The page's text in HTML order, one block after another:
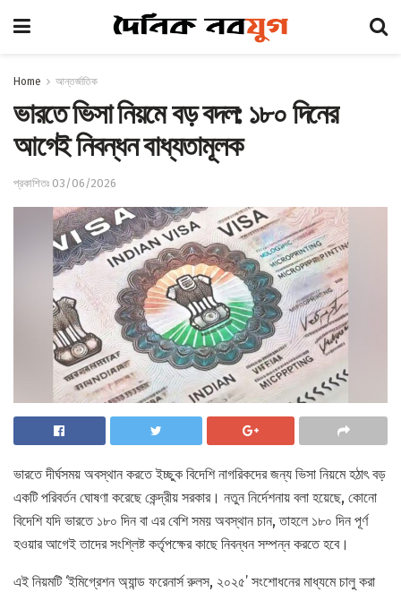
Home আন্তর্জাতিক
ভারতে ভিসা নিয়মে বড় বদল: ১৮০ দিনের
আগেই নিবন্ধন বাধ্যতামূলক
প্রকাশিতঃ 03/06/2026
ভারতে দীর্ঘসময় অবস্থান করতে ইচ্ছুক বিদেশি নাগরিকদের জন্য ভিসা নিয়মে হঠাৎ বড়
একটি পরিবর্তন ঘোষণা করেছে কেন্দ্রীয় সরকার। নতুন নির্দেশনায় বলা হয়েছে, কোনো
বিদেশি যদি ভারতে ১৮০ দিন বা এর বেশি সময় অবস্থান চান, তাহলে ১৮০ দিন পূর্ণ
হওয়ার আগেই তাদের সংশ্লিষ্ট কর্তৃপক্ষের কাছে নিবন্ধন সম্পন্ন করতে হবে।
এই নিয়মটি ‘ইমিগ্রেশন অ্যান্ড ফরেনার্স রুলস, ২০২৫’ সংশোধনের মাধ্যমে চালু করা